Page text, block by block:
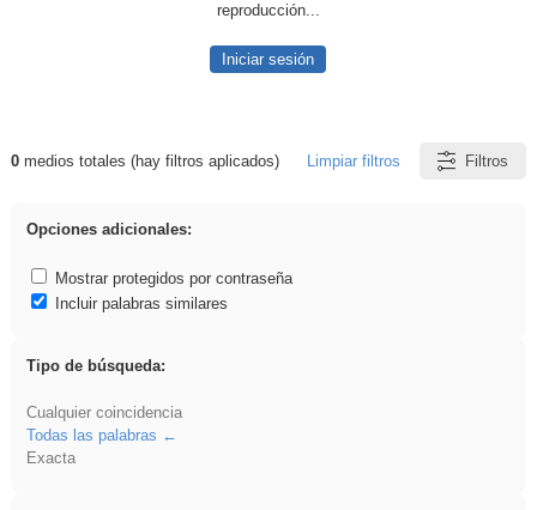
reproducción...
Iniciar sesión
Resultados de: brillo
0medios totales (hay filtros aplicados) Limpiar filtros Filtros
Opciones adicionales:
Mostrar protegidos por contraseña
Incluir palabras similares
Tipo de búsqueda:
Cualquier coincidencia
Todas las palabras
Exacta